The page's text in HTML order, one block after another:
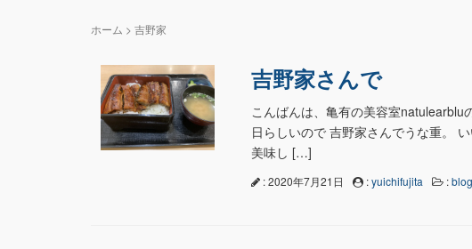
ホーム > 吉野家
吉野家さんで
こんばんは、亀有の美容室
日らしいので 吉野家さんでうな重。
美味し […]
: 2020年7月21日 :yuichifujita :blog